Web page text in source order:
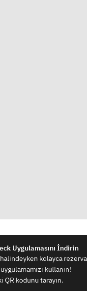
Uygulamasını İndirin
kolayca
kullanın!
QR kodunu tarayın.